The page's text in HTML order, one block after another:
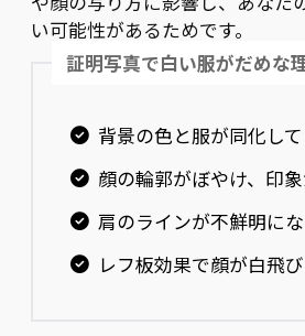
い可能性があるためです。
証明写真で白い服がだめな
背景の色と服が同化し
顔の輪郭がぼやけ、印
肩のラインが不鮮明に
レフ板効果で顔が白飛